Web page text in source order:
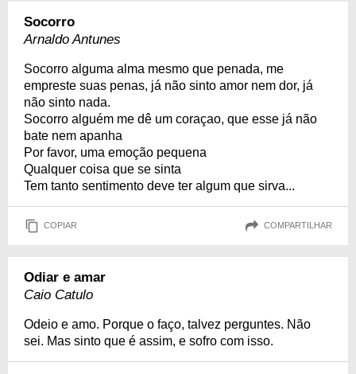
Socorro
Arnaldo Antunes
Socorro alguma alma mesmo que penada, me
empreste suas penas, já não sinto amor nem dor, já
não sinto nada.
Socorro alguém me dê um coraçao, que esse já não
bate nem apanha
Por favor, uma emoção pequena
Qualquer coisa que se sinta
Tem tanto sentimento deve ter algum que sirva...
COPIAR COMPARTILHAR
Odiar e amar
Caio Catulo
Odeio e amo. Porque o faço, talvez perguntes. Não
sei. Mas sinto que é assim, e sofro com isso.